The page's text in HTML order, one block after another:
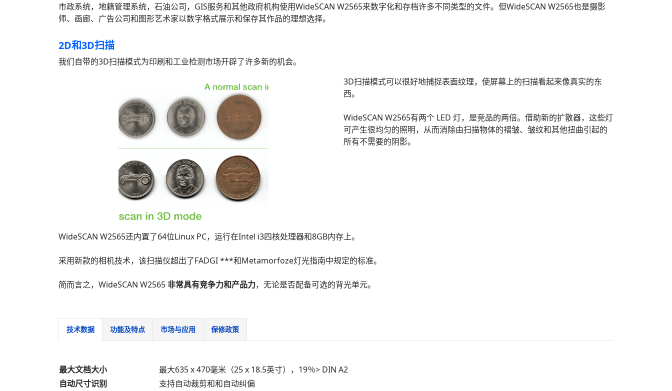
市政系统，地籍管理系统，石油公司，GIS服务和其他政府机构使用WideSCAN W2565来数字化和存档许多不同类型的文件。但WideSCAN W2565也是摄影
师、画廊、广告公司和图形艺术家以数字格式展示和保存其作品的理想选择。
2D和3D扫描
我们自带的3D扫描模式为印刷和工业检测市场开辟了许多新的机会。
3D扫描模式可以很好地捕捉表面纹理，使屏幕上的扫描看起来像真实的东
西。
WideSCAN W2565有两个 LED 灯，是竞品的两倍。借助新的扩散器，这些灯
可产生很均匀的照明，从而消除由扫描物体的褶皱、皱纹和其他扭曲引起的
所有不需要的阴影。
WideSCAN W2565还内置了64位Linux PC，运行在Intel i3四核处理器和8GB内存上。
采用新款的相机技术，该扫描仪超出了FADGI ***和Metamorfoze灯光指南中规定的标准。
简而言之，WideSCAN W2565 非常具有竞争力和产品力，无论是否配备可选的背光单元。
技术数据 功能及特点 市场与应用 保修政策
最大文档大小
最大635 x 470毫米（25 x 18.5英寸），19％> DIN A2
自动尺寸识别
支持自动裁剪和和自动纠偏